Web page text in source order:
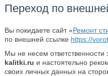
Переход по
Вы покидаете сайт «Ремонт
по внешней ссылке https://
Мы не несем ответственности
kalitki.ru и настоятельно
своих личных данных на